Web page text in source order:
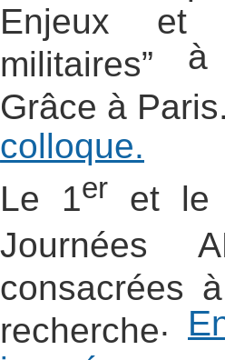
Enjeux et
militaires” à
Grâce à
colloque.
Le 1er et le
Journées
consacrées
recherche.